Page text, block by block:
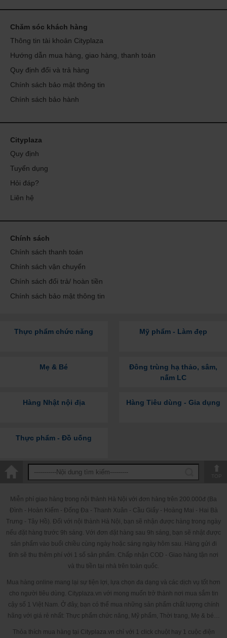
Chăm sóc khách hàng
Thông tin tài khoản Cityplaza
Hướng dẫn mua hàng, giao hàng, thanh toán
Quy định đổi và trả hàng
Chính sách bảo mật thông tin
Chính sách bảo hành
Cityplaza
Quy định
Tuyển dụng
Hỏi đáp?
Liên hệ
Chính sách
Chính sách thanh toán
Chính sách vận chuyển
Chính sách đổi trả/ hoàn tiền
Chính sách bảo mật thông tin
Thực phẩm chức năng Mỹ phẩm - Làm đẹp
Mẹ & Bé
Đông trùng hạ thảo, sâm,
nấm LC
Hàng Nhật nội địa Hàng Tiêu dùng - Gia dụng
Thực phẩm - Đồ uống
Miễn phí giao hàng trong nội thành Hà Nội với đơn hàng trên 200.000đ (Ba
Đình - Hoàn Kiếm - Đống Đa - Thanh Xuân - Cầu Giấy - Hoàng Mai - Hai Bà
Trưng - Tây Hồ). Đối với nội thành Hà Nội, bạn sẽ nhận được hàng trong ngày
nếu đặt hàng trước 9h sáng. Với đơn đặt hàng sau 9h sáng, bạn sẽ nhật được
sản phẩm vào buổi chiều cùng ngày hoặc sáng ngày hôm sau. Hàng gửi đi
tỉnh sẽ thu thêm phí với 1 số sản phẩm. Chấp nhận COD - Giao hàng tận nơi
và thu tiền tại nhà trên toàn quốc.
Mua hàng online mang lại sự tiện lợi, lựa chọn đa dạng và các dịch vụ tốt hơn
cho người tiêu dùng. Cityplaza.vn với mong muốn trở thành nơi mua sắm tin
cậy số 1 Việt Nam. Ở đây, bạn có thể mua những sản phẩm chất lượng chính
hãng với giá rẻ nhất: Thực phẩm chức năng, Mỹ phẩm, Thời trang, Mẹ & bé…
Thỏa thích mua hàng tại Cityplaza.vn chỉ với 1 click chuột hay 1 cuộc điện